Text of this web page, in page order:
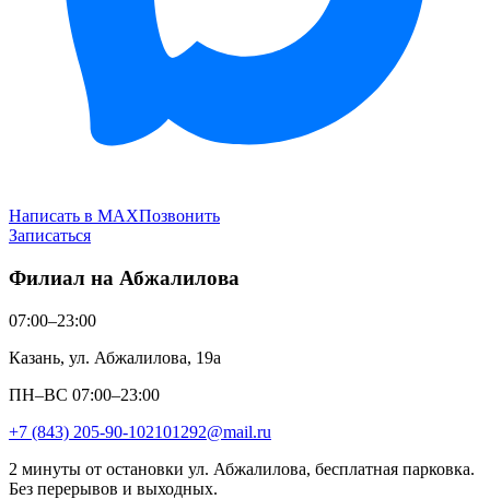
Написать в MAXПозвонить
Записаться
Филиал на Абжалилова
07:00–23:00
Казань, ул. Абжалилова, 19а
ПН–ВС 07:00–23:00
+7 (843) 205-90-102101292@mail.ru
2 минуты от остановки ул. Абжалилова, бесплатная парковка.
Без перерывов и выходных.